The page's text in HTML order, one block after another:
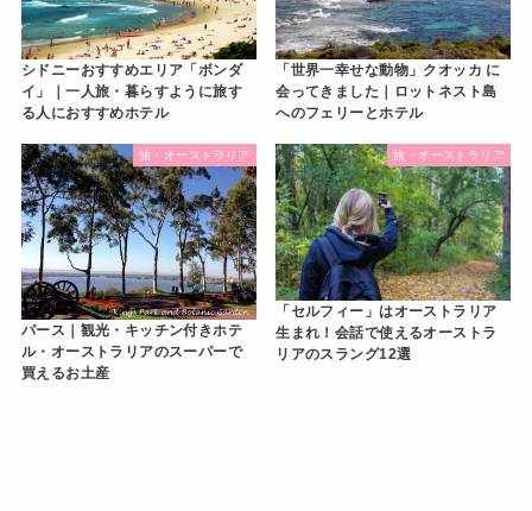
シドニーおすすめエリア「ボンダ
イ」｜一人旅・暮らすように旅す
る人におすすめホテル
「世界一幸せな動物」クオッカ に
会ってきました｜ロットネスト島
へのフェリーとホテル
旅・オーストラリア
パース｜観光・キッチン付きホテ
ル・オーストラリアのスーパーで
買えるお土産
旅・オーストラリア
「セルフィー」はオーストラリア
生まれ！会話で使えるオーストラ
リアのスラング12選